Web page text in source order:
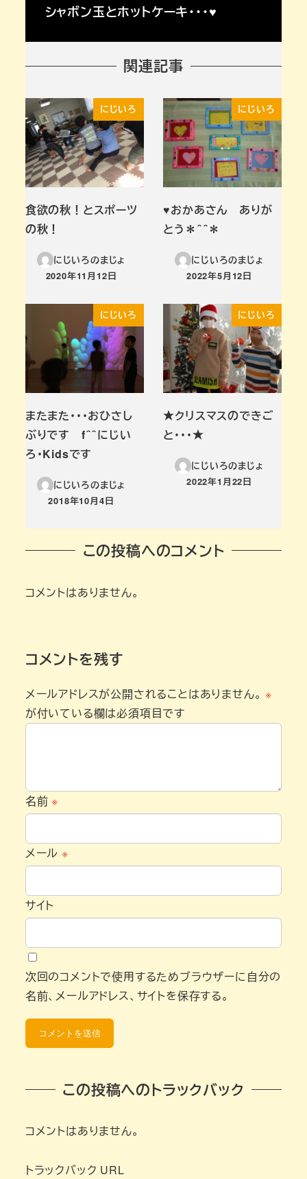
シャボン玉とホットケーキ・・・♥
関連記事
にじいろ
食欲の秋！とスポーツ
の秋！
にじいろのまじょ
投稿日
2020年11月12日
にじいろ
♥おかあさん ありが
とう＊＾＾＊
にじいろのまじょ
投稿日
2022年5月12日
にじいろ
またまた・・・おひさし
ぶりです f＾＾にじい
ろ・Kidsです
にじいろのまじょ
投稿日
2018年10月4日
にじいろ
★クリスマスのできご
と・・・★
にじいろのまじょ
投稿日
2022年1月22日
この投稿へのコメント
コメントはありません。
コメントを残す
メールアドレスが公開されることはありません。 ※
が付いている欄は必須項目です
名前※
メール ※
サイト
次回のコメントで使用するためブラウザーに自分の
名前、メールアドレス、サイトを保存する。
この投稿へのトラックバック
コメントはありません。
トラックバック URL